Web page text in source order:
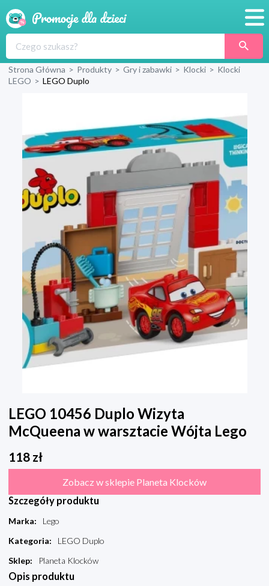
Produkty
Blog
Wyprawka
Strona Główna > Produkty > Gry i zabawki > Klocki > Klocki
LEGO > LEGO Duplo
LEGO 10456 Duplo Wizyta
McQueena w warsztacie Wójta Lego
118 zł
Zobacz w sklepie Planeta Klocków
Szczegóły produktu
Marka:
Lego
Kategoria:
LEGO Duplo
Sklep: Planeta Klocków
Opis produktu